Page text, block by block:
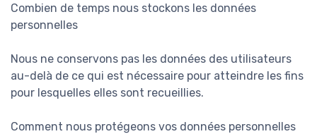
Combien de temps nous stockons les données
personnelles
Nous ne conservons pas les données des utilisateurs
au-delà de ce qui est nécessaire pour atteindre les fins
pour lesquelles elles sont recueillies.
Comment nous protégeons vos données personnelles